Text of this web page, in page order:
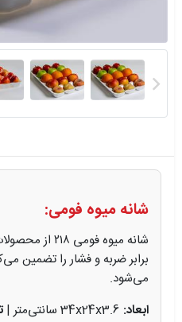
شانه میوه فومی:
شانه میوه
برابر ضربه و فشار را تضمین
می‌شود.
ابعاد: